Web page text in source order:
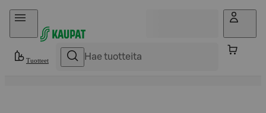
Hyppää sisältöön
Tuotteet